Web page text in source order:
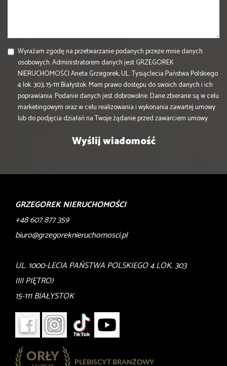
Wyrażam zgodę na przetwarzanie podanych przeze mnie danych
osobowych. Administratorem danych jest GRZEGOREK
NIERUCHOMOŚCI Aneta Grzegorek, UL. Tysiąclecia Państwa Polskiego
4 lok. 303, 15-111 Białystok. Mam prawo dostępu do swoich danych i ich
poprawiania. Podanie danych jest dobrowolne. Dane zbierane są w celu
marketingowym oraz w celu realizowania i wykonania zawartej umowy
lub do podjęcia działań na Twoje żądanie przed zawarciem umowy.
GRZEGOREK NIERUCHOMOŚCI
+48 607 877 359
biuro@grzegoreknieruchomosci.pl
UL. 1000-LECIA PAŃSTWA POLSKIEGO 4 LOK. 303
(III PIĘTRO)
15-111 BIAŁYSTOK